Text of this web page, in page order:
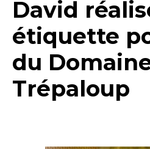
David
étiquette
du
Trépaloup